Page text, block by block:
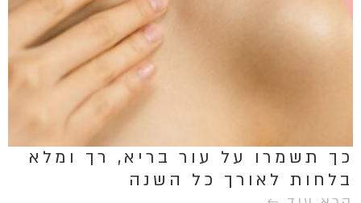
כך תשמרו על עור בריא, רך ומלא
בלחות לאורך כל השנה